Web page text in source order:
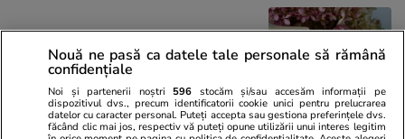
Ce este săpunul de Marsilia și
la ce se folosește
Nouă ne pasă ca datele tale personale să rămână
confidențiale
Noi și partenerii noștri 596 stocăm și/sau accesăm informații pe
dispozitivul dvs., precum identificatorii cookie unici pentru prelucrarea
datelor cu caracter personal. Puteți accepta sau gestiona preferințele dvs.
făcând clic mai jos, respectiv vă puteți opune utilizării unui interes legitim